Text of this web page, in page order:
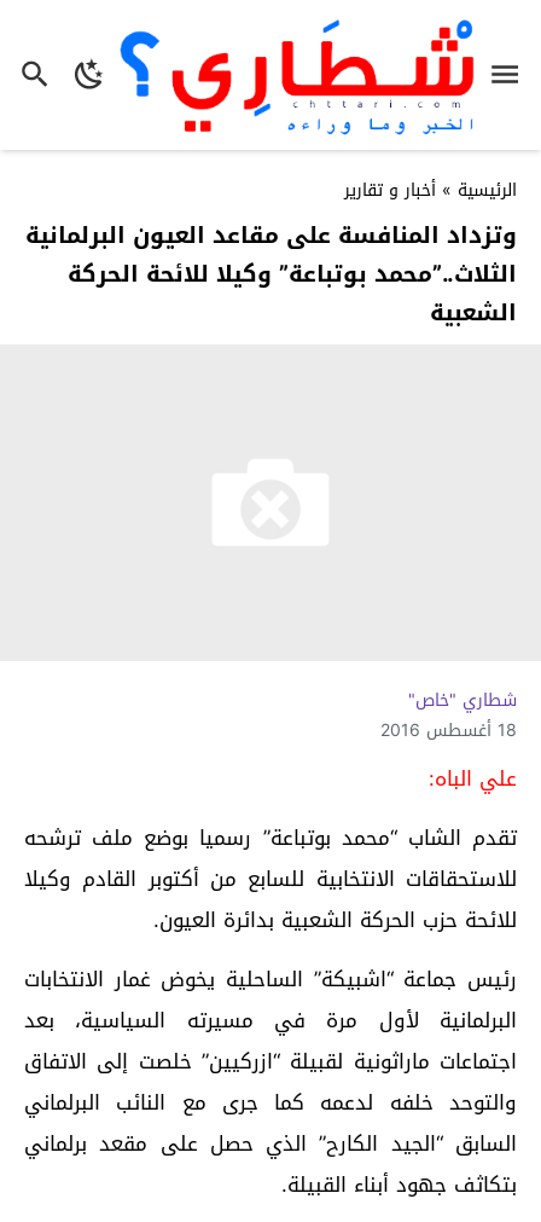
الرئيسية » أخبار و تقارير
وتزداد المنافسة على مقاعد العيون البرلمانية
الثلاث..”محمد بوتباعة” وكيلا للائحة الحركة
الشعبية
شطاري "خاص"
18 أغسطس 2016
علي الباه:
تقدم الشاب “محمد بوتباعة” رسميا بوضع ملف ترشحه
للاستحقاقات الانتخابية للسابع من أكتوبر القادم وكيلا
للائحة حزب الحركة الشعبية بدائرة العيون.
رئيس جماعة “اشبيكة” الساحلية يخوض غمار الانتخابات
البرلمانية لأول مرة في مسيرته السياسية، بعد
اجتماعات ماراثونية لقبيلة “ازركيين” خلصت إلى الاتفاق
والتوحد خلفه لدعمه كما جرى مع النائب البرلماني
السابق “الجيد الكارح” الذي حصل على مقعد برلماني
بتكاثف جهود أبناء القبيلة.